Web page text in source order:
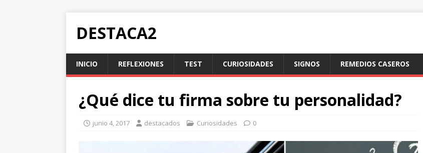
DESTACA2
INICIO REFLEXIONES TEST CURIOSIDADES SIGNOS REMEDIOS CASEROS
¿Qué dice tu firma sobre tu personalidad?
junio 4, 2017 destacados Curiosidades 0